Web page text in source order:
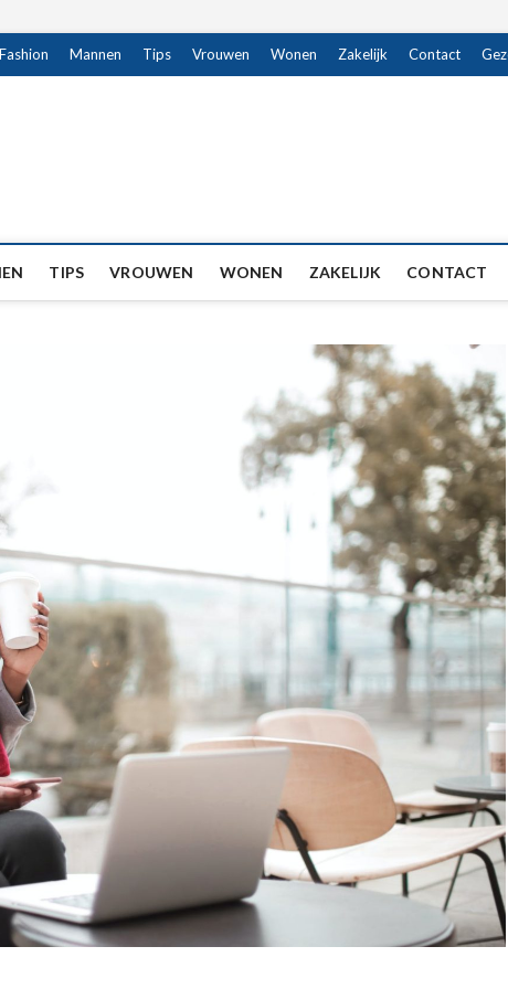
Fashion Mannen Tips Vrouwen Wonen Zakelijk Contact
TIPS VROUWEN WONEN ZAKELIJK CONTACT